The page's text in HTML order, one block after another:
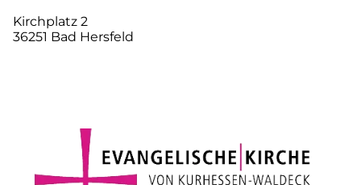
Kirchplatz 2
36251 Bad Hersfeld